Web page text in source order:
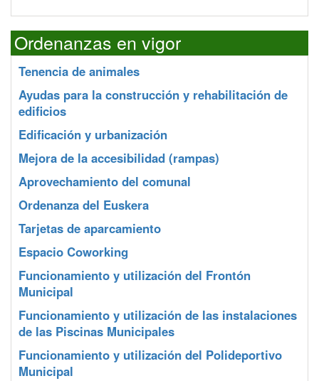
Ordenanzas en vigor
Tenencia de animales
Ayudas para la construcción y rehabilitación de
edificios
Edificación y urbanización
Mejora de la accesibilidad (rampas)
Aprovechamiento del comunal
Ordenanza del Euskera
Tarjetas de aparcamiento
Espacio Coworking
Funcionamiento y utilización del Frontón
Municipal
Funcionamiento y utilización de las instalaciones
de las Piscinas Municipales
Funcionamiento y utilización del Polideportivo
Municipal